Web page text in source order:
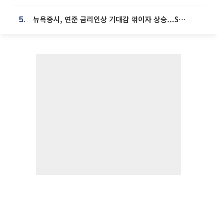
5. 뉴욕증시, 연준 금리인상 기대감 꺾이자 상승...S&P500 사상 최고치 [종합]